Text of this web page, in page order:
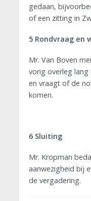
gedaan,
of een zitting in
5 Rondvraag en
Mr. Van Boven
vorig overleg lang
en vraagt of de
komen.
6 Sluiting
Mr. Kropman
aanwezigheid bij
de vergadering.